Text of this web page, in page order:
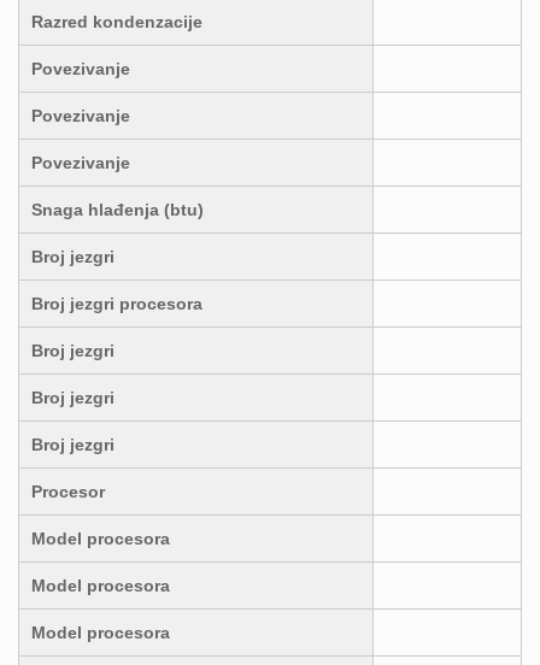
Razred kondenzacije
Povezivanje
Povezivanje
Povezivanje
Snaga hlađenja (btu)
Broj jezgri
Broj jezgri procesora
Broj jezgri
Broj jezgri
Broj jezgri
Procesor
Model procesora
Model procesora
Model procesora